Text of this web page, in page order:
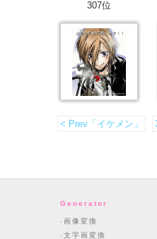
307位
< Prev「イケメン」
Generator
画像変換
文字画変換